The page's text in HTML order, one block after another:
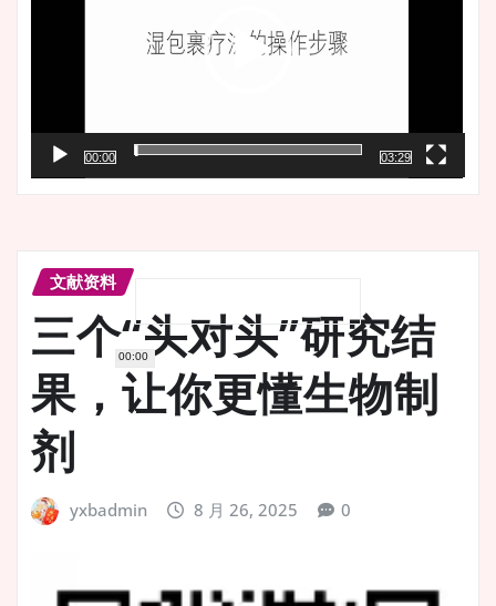
00:00
00:00
03:29
文献资料
三个“头对头”研究结
果，让你更懂生物制
剂
yxbadmin 8 月 26, 2025 0